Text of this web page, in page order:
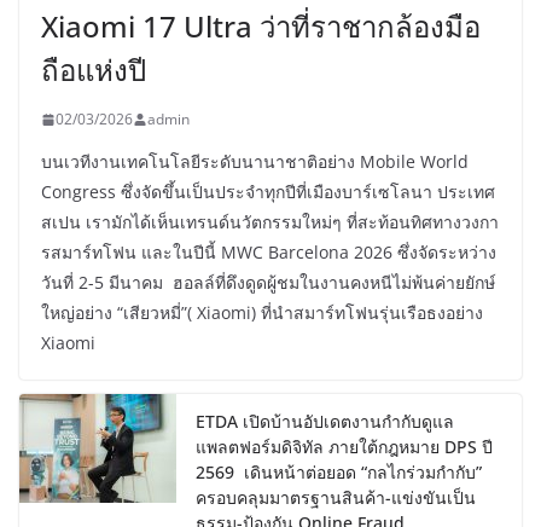
Xiaomi 17 Ultra ว่าที่ราชากล้องมือ
ถือแห่งปี
02/03/2026 admin
บนเวทีงานเทคโนโลยีระดับนานาชาติอย่าง Mobile World
Congress ซึ่งจัดขึ้นเป็นประจำทุกปีที่เมืองบาร์เซโลนา ประเทศ
สเปน เรามักได้เห็นเทรนด์นวัตกรรมใหม่ๆ ที่สะท้อนทิศทางวงกา
รสมาร์ทโฟน และในปีนี้ MWC Barcelona 2026 ซึ่งจัดระหว่าง
วันที่ 2-5 มีนาคม ฮอลล์ที่ดึงดูดผู้ชมในงานคงหนีไม่พ้นค่ายยักษ์
ใหญ่อย่าง “เสียวหมี่”( Xiaomi) ที่นำสมาร์ทโฟนรุ่นเรือธงอย่าง
Xiaomi
ETDA เปิดบ้านอัปเดตงานกำกับดูแล
แพลตฟอร์มดิจิทัล ภายใต้กฎหมาย DPS ปี
2569 เดินหน้าต่อยอด “กลไกร่วมกำกับ”
ครอบคลุมมาตรฐานสินค้า-แข่งขันเป็น